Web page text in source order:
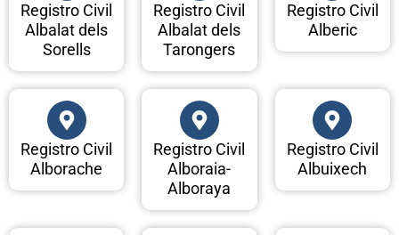
Registro Civil
Albalat dels
Sorells
Registro Civil
Albalat dels
Tarongers
Registro Civil
Alberic
Registro Civil
Alborache
Registro Civil
Alboraia-
Alboraya
Registro Civil
Albuixech